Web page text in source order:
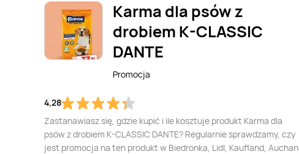
Karma dla psów z
drobiem K-CLASSIC
DANTE
Promocja
4,28
Zastanawiasz się, gdzie kupić i ile kosztuje produkt Karma dla
psów z drobiem K-CLASSIC DANTE? Regularnie sprawdzamy, czy
jest promocja na ten produkt w Biedronka, Lidl, Kaufland, Auchan,